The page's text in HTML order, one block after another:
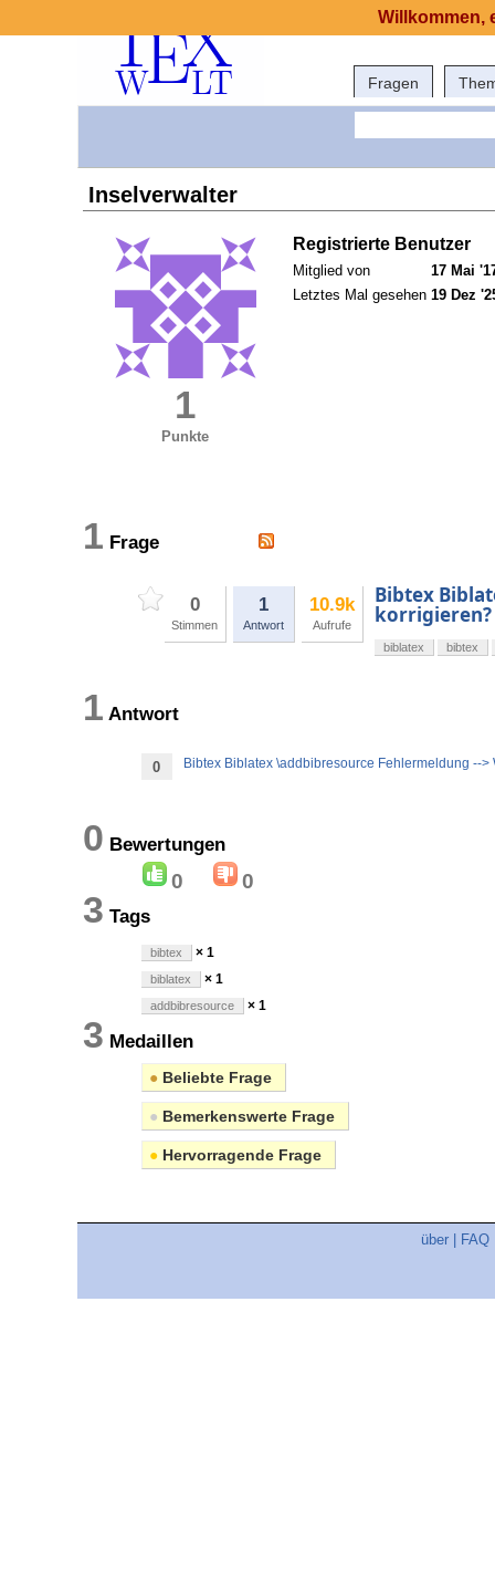
Fragen
Inselverwalter
1
Punkte
Registrierte Benutzer
Mitglied von
17 Mai
Letztes Mal gesehen 19 Dez
1 Frage
0
Stimmen
1
Antwort
10.9k
Aufrufe
Bibtex
korrigieren?
biblatex bibtex
1 Antwort
0 Bibtex Biblatex \addbibresource Fehlermeldung -->
0 Bewertungen
0 0
3 Tags
bibtex × 1
biblatex × 1
addbibresource × 1
3 Medaillen
● Beliebte Frage
● Bemerkenswerte Frage
● Hervorragende Frage
über FAQ
Willkommen,